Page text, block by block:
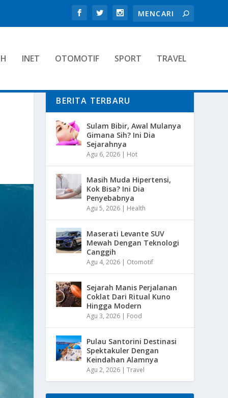
INET OTOMOTIF SPORT TRAVEL
BERITA TERBARU
Sulam Bibir, Awal Mulanya
Gimana Sih? Ini Dia
Sejarahnya
Agu 6, 2026 | Hot
Masih Muda Hipertensi,
Kok Bisa? Ini Dia
Penyebabnya
Agu 5, 2026 | Health
Maserati Levante SUV
Mewah Dengan Teknologi
Canggih
Agu 4, 2026 | Otomotif
Sejarah Manis Perjalanan
Coklat Dari Ritual Kuno
Hingga Modern
Agu 3, 2026 | Food
Pulau Santorini Destinasi
Spektakuler Dengan
Keindahan Alamnya
Agu 2, 2026 |Travel